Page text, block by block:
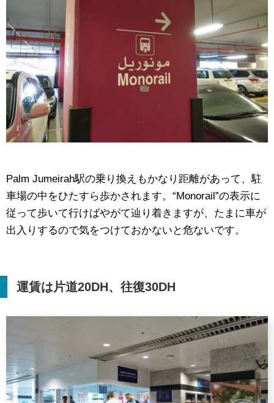
Palm Jumeirah駅の乗り換えもかなり距離があって、駐
車場の中をひたすら歩かされます。“Monorail”の表示に
従って歩いて行けばやがて辿り着きますが、たまに車が
出入りするので気をつけておかないと危ないです。
運賃は片道20DH、往復30DH